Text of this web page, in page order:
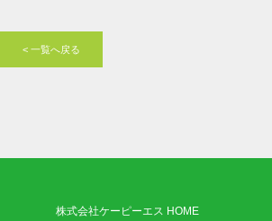
< 一覧へ戻る
株式会社ケーピーエス HOME